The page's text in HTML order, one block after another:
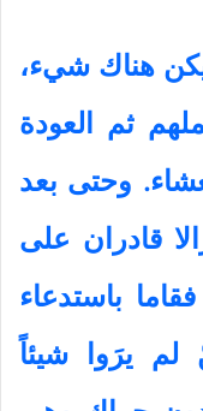
يكن هناك شيء،
ثم العودة
وحتى بعد
قادران على
باستدعاء
لم يرَوا شيئاً